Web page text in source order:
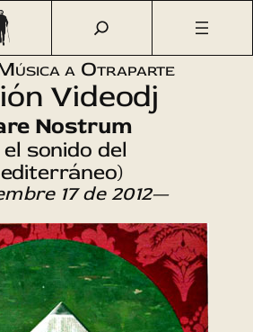
Cultural Música
Sesión Videodj
con Manel Dalmau
a Otraparte
Videodj
Nostrum
el sonido del
17 de 2012—